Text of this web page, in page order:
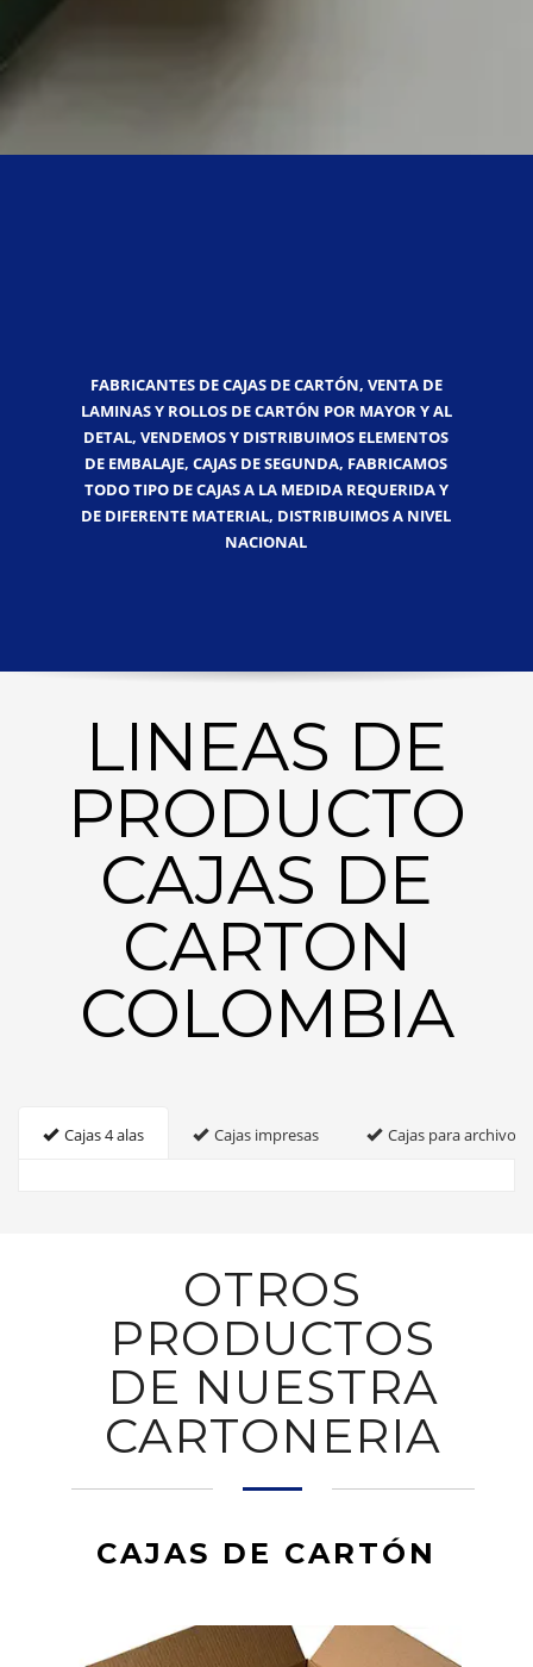
FABRICANTES DE CAJAS DE CARTÓN, VENTA DE
LAMINAS Y ROLLOS DE CARTÓN POR MAYOR Y AL
DETAL, VENDEMOS Y DISTRIBUIMOS ELEMENTOS
DE EMBALAJE, CAJAS DE SEGUNDA, FABRICAMOS
TODO TIPO DE CAJAS A LA MEDIDA REQUERIDA Y
DE DIFERENTE MATERIAL, DISTRIBUIMOS A NIVEL
NACIONAL
LINEAS DE
PRODUCTO
CAJAS DE
CARTON
COLOMBIA
Cajas 4 alas Cajas impresas Cajas para archivo
OTROS
PRODUCTOS
DE NUESTRA
CARTONERIA
CAJAS DE CARTÓN